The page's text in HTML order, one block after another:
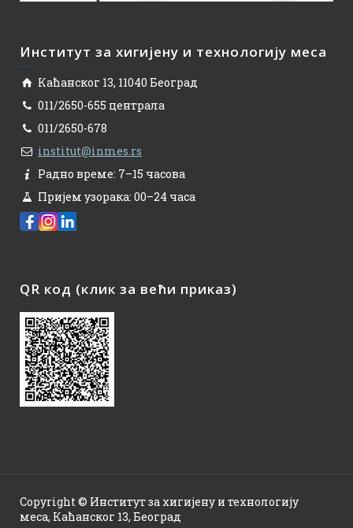
Институт за хигијену и технологију меса
Каћанског 13, 11040 Београд
011/2650-655 централа
011/2650-678
institut@inmes.rs
Радно време: 7–15 часова
Пријем узорака: 00–24 часа
QR код (клик за већи приказ)
Copyright © Институт за хигијену и технологију
меса, Каћанског 13, Београд